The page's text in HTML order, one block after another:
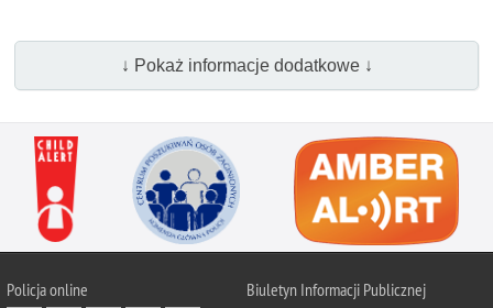
↓ Pokaż informacje dodatkowe ↓
Policjaonline Biuletyn Informacji Publicznej